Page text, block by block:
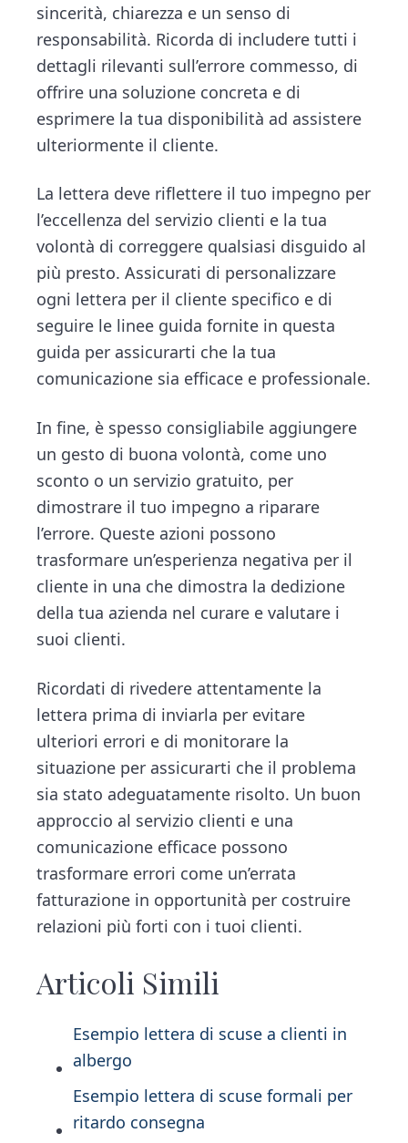
sincerità, chiarezza e un senso di
responsabilità. Ricorda di includere tutti i
dettagli rilevanti sull’errore commesso, di
offrire una soluzione concreta e di
esprimere la tua disponibilità ad assistere
ulteriormente il cliente.
La lettera deve riflettere il tuo impegno per
l’eccellenza del servizio clienti e la tua
volontà di correggere qualsiasi disguido al
più presto. Assicurati di personalizzare
ogni lettera per il cliente specifico e di
seguire le linee guida fornite in questa
guida per assicurarti che la tua
comunicazione sia efficace e professionale.
In fine, è spesso consigliabile aggiungere
un gesto di buona volontà, come uno
sconto o un servizio gratuito, per
dimostrare il tuo impegno a riparare
l’errore. Queste azioni possono
trasformare un’esperienza negativa per il
cliente in una che dimostra la dedizione
della tua azienda nel curare e valutare i
suoi clienti.
Ricordati di rivedere attentamente la
lettera prima di inviarla per evitare
ulteriori errori e di monitorare la
situazione per assicurarti che il problema
sia stato adeguatamente risolto. Un buon
approccio al servizio clienti e una
comunicazione efficace possono
trasformare errori come un’errata
fatturazione in opportunità per costruire
relazioni più forti con i tuoi clienti.
Articoli Simili
Esempio lettera di scuse a clienti in
albergo
Esempio lettera di scuse formali per
ritardo consegna